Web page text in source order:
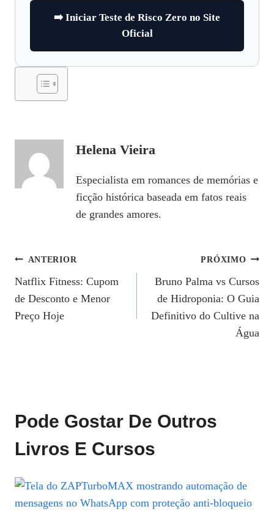
➡️ Iniciar Teste de Risco Zero no Site
Oficial
Helena Vieira
Especialista em romances de memórias e
ficção histórica baseada em fatos reais
de grandes amores.
Navegação
De
Post
ANTERIOR
Natflix Fitness: Cupom
de Desconto e Menor
Preço Hoje
PRÓXIMO
Bruno Palma vs Cursos
de Hidroponia: O Guia
Definitivo do Cultive na
Água
Pode Gostar De Outros
Livros E Cursos